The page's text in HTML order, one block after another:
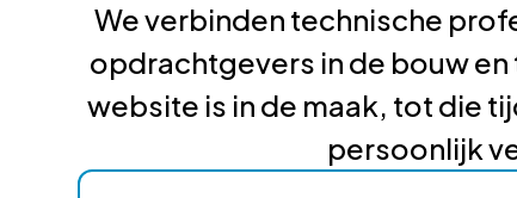
We verbinden technische
opdrachtgevers in de bouw
website is in de maak, tot die
persoonlijk